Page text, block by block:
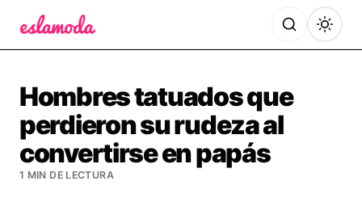
Hombres tatuados que
perdieron su rudeza al
convertirse en papás
1 MIN DE LECTURA